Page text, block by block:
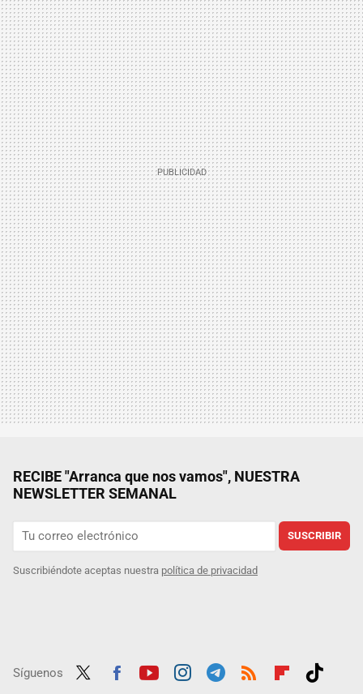
RECIBE "Arranca que nos vamos", NUESTRA
NEWSLETTER SEMANAL
SUSCRIBIR
Suscribiéndote aceptas nuestra política de privacidad
Síguenos